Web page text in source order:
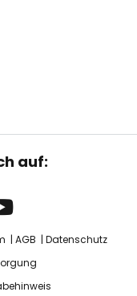
auf:
AGB
Datenschutz